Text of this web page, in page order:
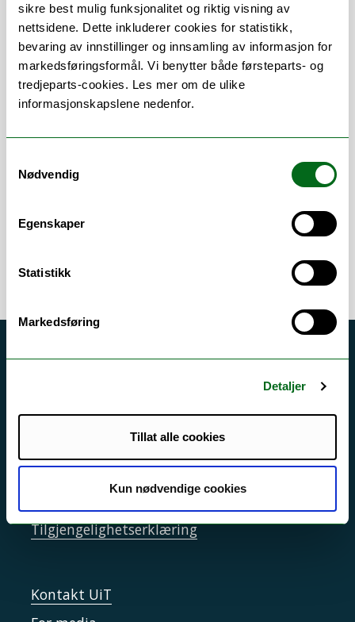
sikre best mulig funksjonalitet og riktig visning av
nettsidene. Dette inkluderer cookies for statistikk,
bevaring av innstillinger og innsamling av informasjon for
markedsføringsformål. Vi benytter både førsteparts- og
tredjeparts-cookies. Les mer om de ulike
informasjonskapslene nedenfor.
Nødvendig
Egenskaper
Statistikk
Markedsføring
Detaljer
Tillat alle cookies
Kun nødvendige cookies
Om
Forskning og undervisning
Publikasjoner
Her finner du meg
Stillingsbeskrivelse
Univeritetslektor
Akutt hjelp
Driftsmeldinger
Personvern ved UiT
Sikkerhet, beredskap og personvern
Tilgjengelighetserklæring
Kontakt UiT